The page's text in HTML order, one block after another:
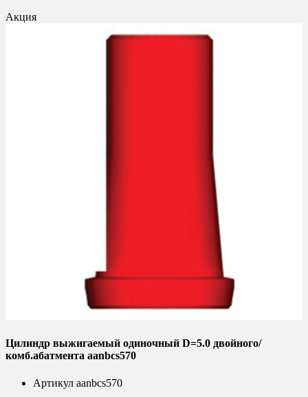
Акция
Цилиндр выжигаемый одиночный D=5.0 двойного/
комб.абатмента aanbcs570
Артикул aanbcs570